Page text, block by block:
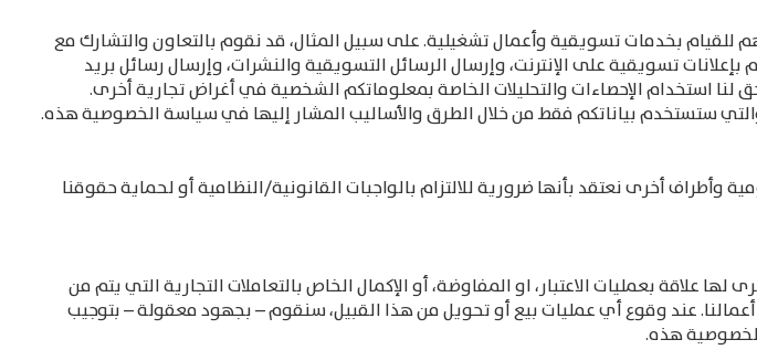
بخدمات تسويقية وأعمال تشغيلية. على سبيل المثال، قد نقوم بالتعاون والتشارك مع
تسويقية على الإنترنت، وإرسال الرسائل التسويقية والنشرات، وإرسال رسائل بريد
لنا استخدام الإحصاءات والتحليلات الخاصة بمعلوماتكم الشخصية في أغراض تجارية أخرى.
والتي ستستخدم بياناتكم فقط من خلال الطرق والأساليب المشار إليها في سياسة الخصوصية هذه.
أخرى نعتقد بأنها ضرورية للالتزام بالواجبات القانونية/النظامية أو لحماية حقوقنا
علاقة بعمليات الاعتبار، او المفاوضة، أو الإكمال الخاص بالتعاملات التجارية التي يتم من
أعمالنا. عند وقوع أي عمليات بيع أو تحويل من هذا القبيل، سنقوم – بجهود معقولة – بتوجيب
هذه.